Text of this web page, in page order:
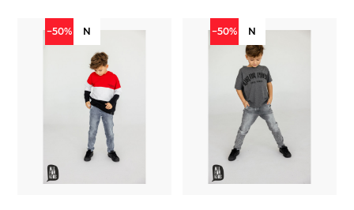
−50% N −50% N